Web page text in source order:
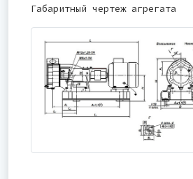
Габаритный чертеж агрегата